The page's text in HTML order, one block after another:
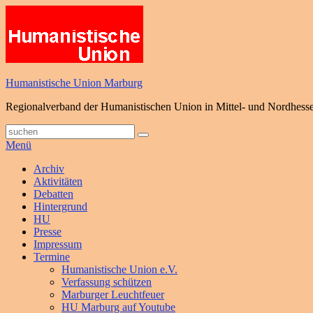
springen
Humanistische Union Marburg
Regionalverband der Humanistischen Union in Mittel- und
Suche
nach:
Suchen
Menü
Primäres
Menü
Archiv
Aktivitäten
Debatten
Hintergrund
HU
Presse
Impressum
Termine
Humanistische Union e.V.
Verfassung schützen
Marburger Leuchtfeuer
HU Marburg auf Youtube